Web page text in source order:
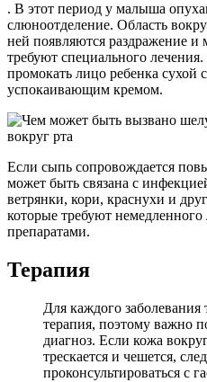
. В этот период у малыша
слюноотделение. Область
ней появляются раздражение
требуют специального
промокать лицо ребенка сухой
успокаивающим кремом.
Если сыпь сопровождается
может быть связана с
ветрянки, кори, краснухи и
которые требуют
препаратами.
Терапия
Для каждого заболевания
терапия, поэтому важно
диагноз. Если кожа
трескается и чешется,
проконсультироваться с